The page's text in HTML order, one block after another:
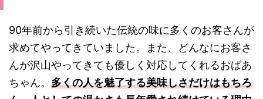
90年前から引き続いた伝統の味に多くのお客さんが
求めてやってきていました。また、どんなにお客さ
んが沢山やってきても優しく対応してくれるおばあ
ちゃん。 多くの人を魅了する美味しさだけはもちろ